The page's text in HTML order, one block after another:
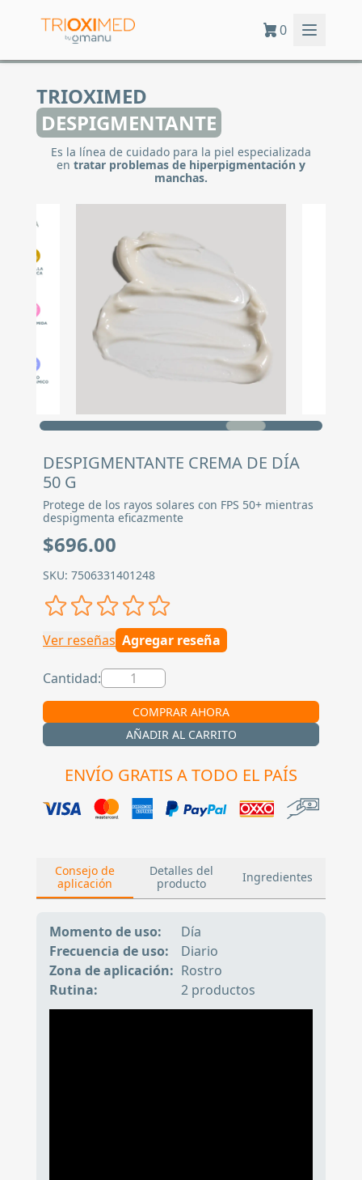
0
TRIOXIMED
DESPIGMENTANTE
Es la línea de cuidado para la piel especializada
en tratar problemas de hiperpigmentación y
manchas.
DESPIGMENTANTE CREMA DE DÍA
50 G
Protege de los rayos solares con FPS 50+ mientras
despigmenta eficazmente
$696.00
SKU: 7506331401248
Ver reseñas Agregar reseña
Cantidad:
COMPRAR AHORA
AÑADIR AL CARRITO
ENVÍO GRATIS A TODO EL PAÍS
Consejo de
aplicación
Detalles del
producto
Ingredientes
Momento de uso:
Día
Frecuencia de uso:
Diario
Zona de aplicación: Rostro
Rutina:
2 productos